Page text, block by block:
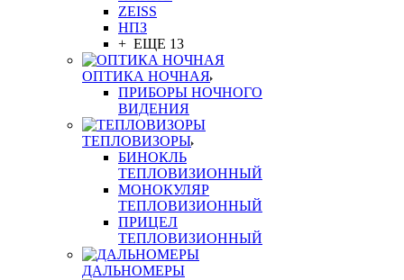
ZEISS
НПЗ
+ ЕЩЕ 13
ОПТИКА НОЧНАЯ
ПРИБОРЫ НОЧНОГО
ВИДЕНИЯ
ТЕПЛОВИЗОРЫ
БИНОКЛЬ
ТЕПЛОВИЗИОННЫЙ
МОНОКУЛЯР
ТЕПЛОВИЗИОННЫЙ
ПРИЦЕЛ
ТЕПЛОВИЗИОННЫЙ
ДАЛЬНОМЕРЫ